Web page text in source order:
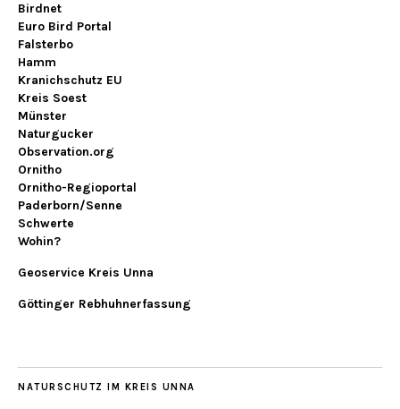
Birdnet
Euro Bird Portal
Falsterbo
Hamm
Kranichschutz EU
Kreis Soest
Münster
Naturgucker
Observation.org
Ornitho
Ornitho-Regioportal
Paderborn/Senne
Schwerte
Wohin?
Geoservice Kreis Unna
Göttinger Rebhuhnerfassung
NATURSCHUTZ IM KREIS UNNA